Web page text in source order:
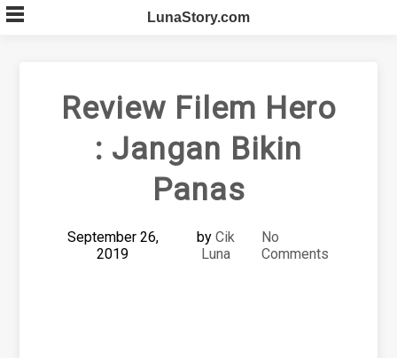
Skip
to
LunaStory.com
Review Filem Hero
: Jangan Bikin
Panas
September 26,
2019
by Cik
Luna
No
Comments